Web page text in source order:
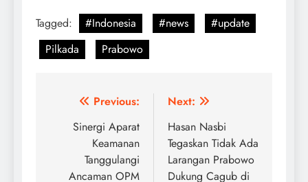
Tagged: #Indonesia #news
#update
Pilkada
Prabowo
Post
navigation
Previous:
Sinergi Aparat
Keamanan
Tanggulangi
Ancaman OPM
Next:
Hasan Nasbi
Tegaskan Tidak Ada
Larangan Prabowo
Dukung Cagub di